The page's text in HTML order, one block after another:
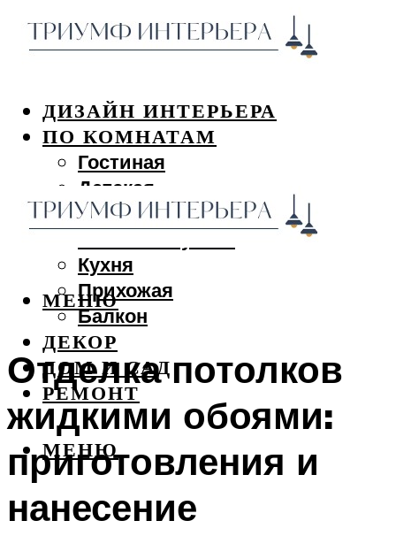
ДИЗАЙН ИНТЕРЬЕРА
ПО КОМНАТАМ
Гостиная
Детская
Спальня
Кухня
Прихожая
Балкон
ДЕКОР
ДОМ И САД
РЕМОНТ
МЕНЮ
МЕНЮ
Отделка потолков
жидкими обоями:
приготовления и
нанесение